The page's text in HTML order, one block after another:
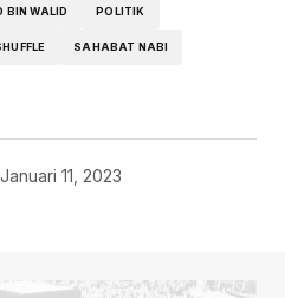
BIN WALID POLITIK
SAHABAT NABI
Januari 11, 2023